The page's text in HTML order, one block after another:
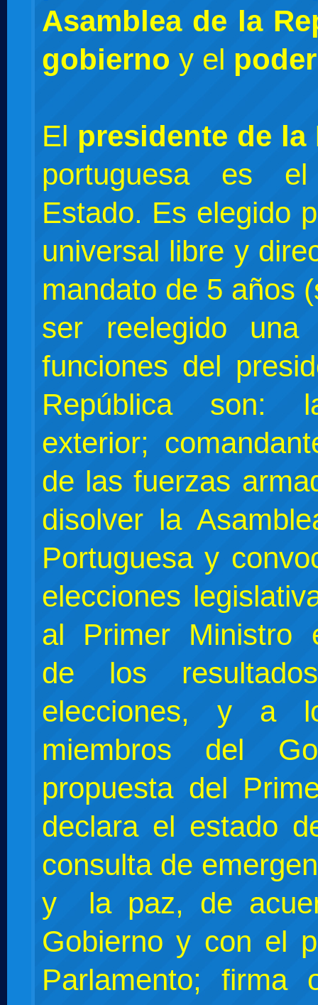
Asamblea de la
gobierno y el
El presidente de la
portuguesa es
Estado. Es elegido
universal libre y
mandato de 5 años
ser reelegido
funciones del
República son:
exterior;
de las fuerzas
disolver la
Portuguesa y
elecciones
al Primer Ministro
de los
elecciones, y a
miembros del
propuesta del
declara el estado
consulta de
y la paz, de
Gobierno y con el
Parlamento; firma